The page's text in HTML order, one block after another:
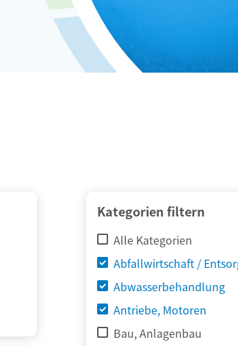
Kategorien filtern
Alle Kategorien
Abfallwirtschaft /
Abwasserbehandlung
Antriebe, Motoren
Bau, Anlagenbau